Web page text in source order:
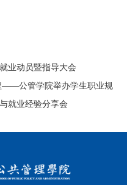
业动员暨指导大会
——公管学院举办学生职业规
就业经验分享会